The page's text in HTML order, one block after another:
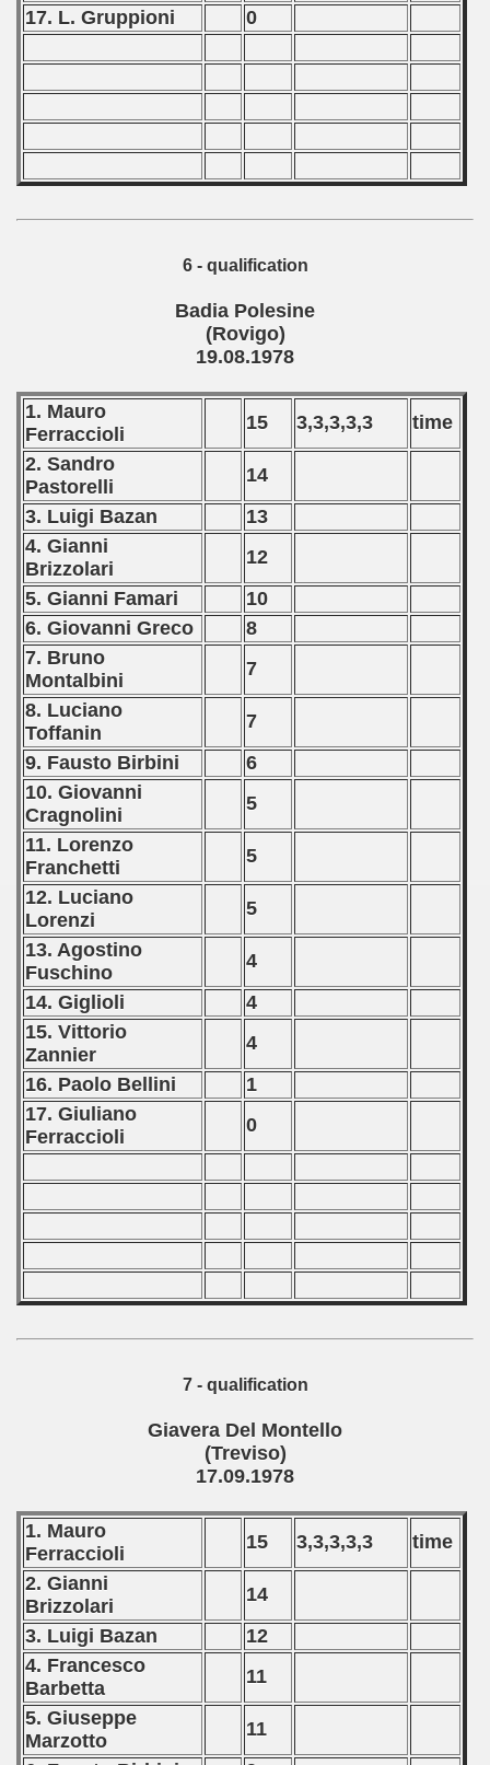
17. L. Gruppioni
0
6 - qualification
Badia Polesine
(Rovigo)
19.08.1978
1. Mauro
Ferraccioli
15 3,3,3,3,3
time
2. Sandro
Pastorelli
14
3. Luigi Bazan
13
4. Gianni
Brizzolari
12
5. Gianni Famari
10
6. Giovanni Greco
8
7. Bruno
Montalbini
7
8. Luciano
Toffanin
7
9. Fausto Birbini
6
10. Giovanni
Cragnolini
5
11. Lorenzo
Franchetti
5
12. Luciano
Lorenzi
5
13. Agostino
Fuschino
4
14. Giglioli
4
15. Vittorio
Zannier
4
16. Paolo Bellini
1
17. Giuliano
Ferraccioli
0
7 - qualification
Giavera Del Montello
(Treviso)
17.09.1978
1. Mauro
Ferraccioli
15 3,3,3,3,3
time
2. Gianni
Brizzolari
14
3. Luigi Bazan
12
4. Francesco
Barbetta
11
5. Giuseppe
Marzotto
11